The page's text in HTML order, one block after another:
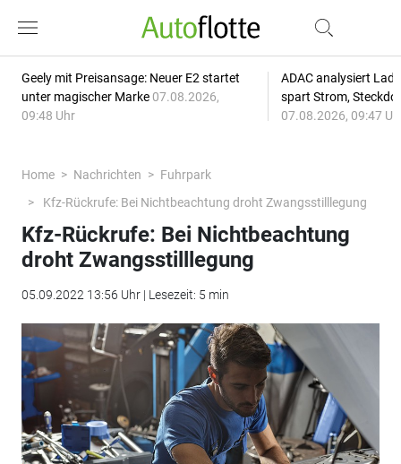
Geely mit Preisansage: Neuer E2 startet
unter magischer Marke 07.08.2026,
09:48 Uhr
ADAC analysiert
spart Strom,
07.08.2026, 09:47
Home Nachrichten
Fuhrpark
Kfz-Rückrufe: Bei Nichtbeachtung droht Zwangsstilllegung
Kfz-Rückrufe: Bei Nichtbeachtung
droht Zwangsstilllegung
05.09.2022 13:56 Uhr | Lesezeit: 5 min